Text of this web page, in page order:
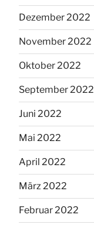
Dezember 2022
November 2022
Oktober 2022
September 2022
Juni 2022
Mai 2022
April 2022
März 2022
Februar 2022